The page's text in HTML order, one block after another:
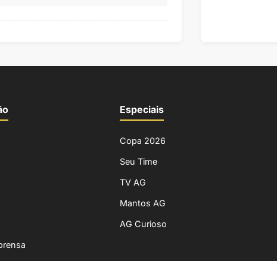
Especiais
Copa 2026
Seu Time
TV AG
Mantos AG
AG Curioso